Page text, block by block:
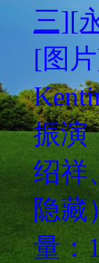
三][
[图
振
绍
隐
量：